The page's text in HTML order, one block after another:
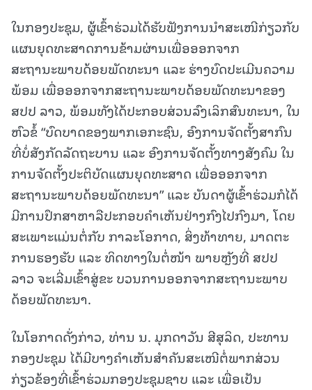
ໃນກອງປະຊຸມ, ຜູ້ເຂົ້າຮ່ວມໄດ້ຮັບຟັງການນໍາສະເໜີກ່ຽວກັບ
ແຜນຍຸດທະສາດການຂ້າມຜ່ານເພື່ອອອກຈາກ
ສະຖານະພາບດ້ອຍພັດທະນາ ແລະ ຮ່າງບົດປະເມີນຄວາມ
ພ້ອມ ເພື່ອອອກຈາກສະຖານະພາບດ້ອຍພັດທະນາຂອງ
ສປປ ລາວ, ພ້ອມທັງໄດ້ປະກອບສ່ວນລົງເລິກສົນທະນາ, ໃນ
ຫົວຂໍ້ “ບົດບາດຂອງພາກເອກະຊົນ, ອົງການຈັດຕັ້ງສາກົນ
ທີ່ບໍ່ສັງກັດລັດຖະບານ ແລະ ອົງການຈັດຕັ້ງທາງສັງຄົມ ໃນ
ການຈັດຕັ້ງປະຕິບັດແຜນຍຸດທະສາດ ເພື່ອອອກຈາກ
ສະຖານະພາບດ້ອຍພັດທະນາ” ແລະ ບັນດາຜູ້ເຂົ້າຮ່ວມກໍໄດ້
ມີການປຶກສາຫາລືປະກອບຄໍາເຫັນຢ່າງກົງໄປກົງມາ, ໂດຍ
ສະເພາະແມ່ນຕໍ່ກັບ ກາລະໂອກາດ, ສິ່ງທ້າທາຍ, ມາດຕະ
ການຮອງຮັບ ແລະ ທິດທາງໃນຕໍ່ໜ້າ ພາຍຫຼັງທີ່ ສປປ
ລາວ ຈະເລີ່ມເຂົ້າສູ່ຂະ ບວນການອອກຈາກສະຖານະພາບ
ດ້ອຍພັດທະນາ.
ໃນໂອກາດດັ່ງກ່າວ, ທ່ານ ນ. ມຸກດາວັນ ສີສຸລິດ, ປະທານ
ກອງປະຊຸມ ໄດ້ມີບາງຄໍາເຫັນສໍາຄັນສະເໜີຕໍ່ພາກສ່ວນ
ກ່ຽວຂ້ອງທີ່ເຂົ້າຮ່ວມກອງປະຊຸມຊາບ ແລະ ເພື່ອເປັນ